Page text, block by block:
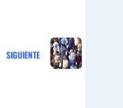
SIGUIENTE